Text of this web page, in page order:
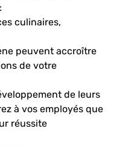
culinaires,
peuvent accroître
de votre
de leurs
à vos employés que
réussite